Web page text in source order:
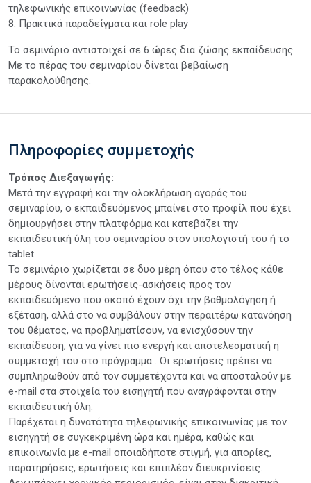
τηλεφωνικής επικοινωνίας (feedback)
8. Πρακτικά παραδείγματα και role play
Το σεμινάριο αντιστοιχεί σε 6 ώρες δια ζώσης εκπαίδευσης.
Με το πέρας του σεμιναρίου δίνεται βεβαίωση
παρακολούθησης.
Πληροφορίες συμμετοχής
Τρόπος Διεξαγωγής:
Μετά την εγγραφή και την ολοκλήρωση αγοράς του
σεμιναρίου, ο εκπαιδευόμενος μπαίνει στο προφίλ που έχει
δημιουργήσει στην πλατφόρμα και κατεβάζει την
εκπαιδευτική ύλη του σεμιναρίου στον υπολογιστή του ή το
tablet.
Το σεμινάριο χωρίζεται σε δυο μέρη όπου στο τέλος κάθε
μέρους δίνονται ερωτήσεις-ασκήσεις προς τον
εκπαιδευόμενο που σκοπό έχουν όχι την βαθμολόγηση ή
εξέταση, αλλά στο να συμβάλουν στην περαιτέρω κατανόηση
του θέματος, να προβληματίσουν, να ενισχύσουν την
εκπαίδευση, για να γίνει πιο ενεργή και αποτελεσματική η
συμμετοχή του στο πρόγραμμα . Οι ερωτήσεις πρέπει να
συμπληρωθούν από τον συμμετέχοντα και να αποσταλούν με
e-mail στα στοιχεία του εισηγητή που αναγράφονται στην
εκπαιδευτική ύλη.
Παρέχεται η δυνατότητα τηλεφωνικής επικοινωνίας με τον
εισηγητή σε συγκεκριμένη ώρα και ημέρα, καθώς και
επικοινωνία με e-mail οποιαδήποτε στιγμή, για απορίες,
παρατηρήσεις, ερωτήσεις και επιπλέον διευκρινίσεις.